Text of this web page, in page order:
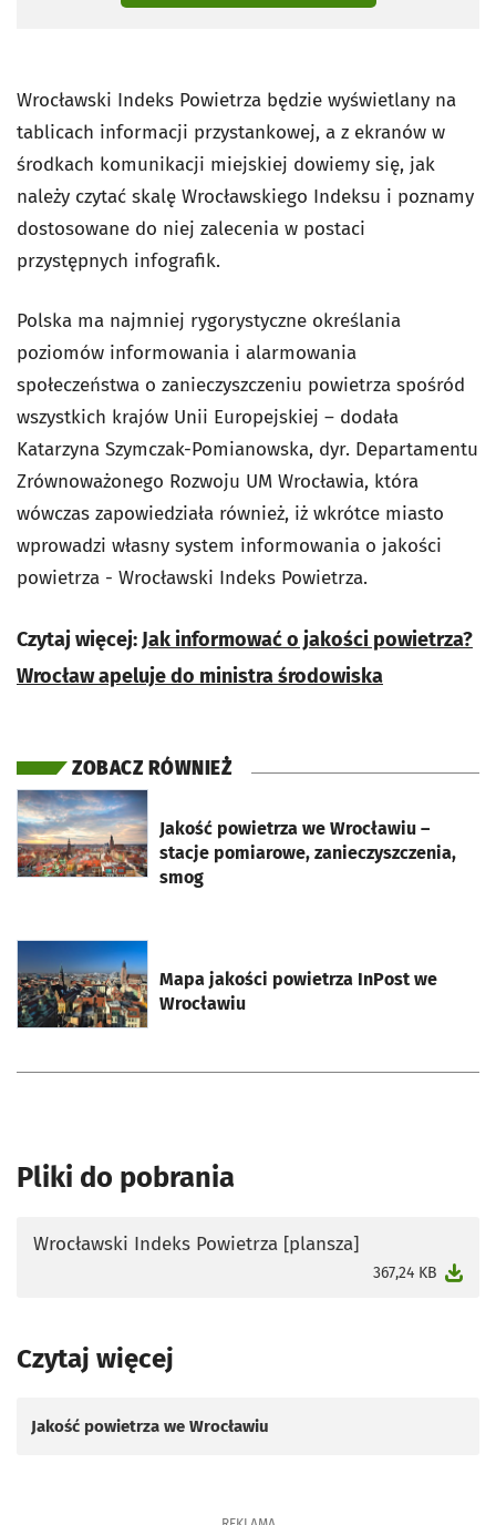
Wrocławski Indeks Powietrza będzie wyświetlany na
tablicach informacji przystankowej, a z ekranów w
środkach komunikacji miejskiej dowiemy się, jak
należy czytać skalę Wrocławskiego Indeksu i poznamy
dostosowane do niej zalecenia w postaci
przystępnych infografik.
Polska ma najmniej rygorystyczne określania
poziomów informowania i alarmowania
społeczeństwa o zanieczyszczeniu powietrza spośród
wszystkich krajów Unii Europejskiej – dodała
Katarzyna Szymczak-Pomianowska, dyr. Departamentu
Zrównoważonego Rozwoju UM Wrocławia, która
wówczas zapowiedziała również, iż wkrótce miasto
wprowadzi własny system informowania o jakości
powietrza - Wrocławski Indeks Powietrza.
Czytaj więcej: Jak informować o jakości powietrza?
Wrocław apeluje do ministra środowiska
ZOBACZ RÓWNIEŻ
Jakość powietrza we Wrocławiu –
stacje pomiarowe, zanieczyszczenia,
smog
otworzy się w nowej karcie
Mapa jakości powietrza InPost we
Wrocławiu
otworzy się w nowej karcie
Pliki do pobrania
Wrocławski Indeks Powietrza [plansza]
367,24 KB
Czytaj więcej
Jakość powietrza we Wrocławiu